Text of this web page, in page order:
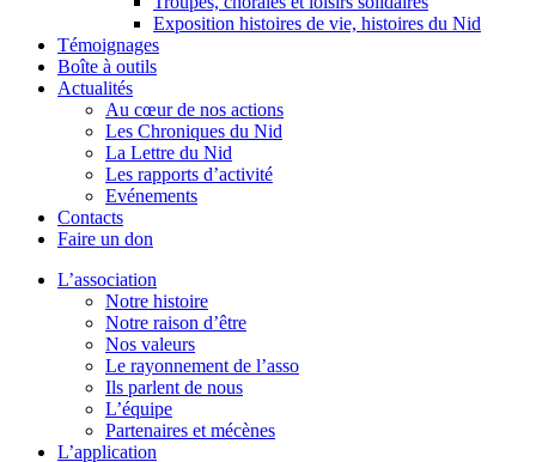
Exposition histoires de vie, histoires du Nid
Témoignages
Boîte à outils
Actualités
Au cœur de nos actions
Les Chroniques du Nid
La Lettre du Nid
Les rapports d’activité
Evénements
Contacts
Faire un don
L’association
Notre histoire
Notre raison d’être
Nos valeurs
Le rayonnement de l’asso
Ils parlent de nous
L’équipe
Partenaires et mécènes
L’application